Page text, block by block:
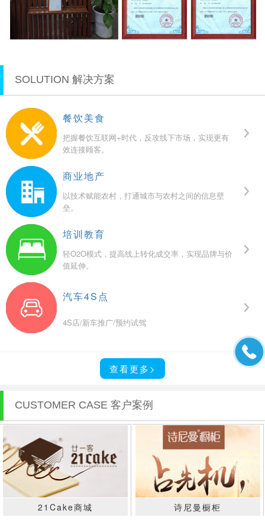
SOLUTION 解决方案
餐饮美食
把握餐饮互联网+时代，反攻线下市场，实现更有
效连接顾客。
商业地产
以技术赋能农村，打通城市与农村之间的信息壁
垒。
培训教育
轻O2O模式，提高线上转化成交率，实现品牌与价
值延伸。
汽车4S点
4S店/新车推广/预约试驾
查看更多>
CUSTOMER CASE 客户案例
21Cake商城 诗尼曼橱柜